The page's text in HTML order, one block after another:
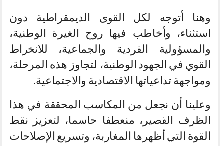
وهنا أتوجه لكل القوى الديمقراطية دون
استثناء، وأخاطب فيها روح الغيرة الوطنية،
والمسؤولية الفردية والجماعية، للانخراط
القوي في الجهود الوطنية، لتجاوز هذه المرحلة،
ومواجهة تداعياتها الاقتصادية والاجتماعية.
وعلينا أن نجعل من المكاسب المحققة في هذا
الظرف القصير، منعطفا حاسما، لتعزيز نقط
القوة التي أظهرها المغاربة، وتسريع الإصلاحات